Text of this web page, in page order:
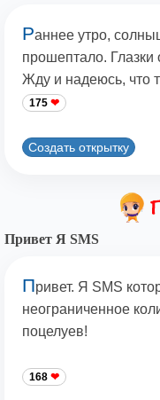
Раннее утро,
прошептало.
Жду и надеюсь, что
175
Создать открытку
Привет Я SMS
Привет. Я SMS
неограниченное
поцелуев!
168